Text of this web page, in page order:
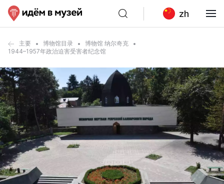
zh
主要 博物馆目录
博物馆 纳尔奇克
1944–1957年政治迫害受害者纪念馆